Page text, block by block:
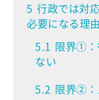
5 行政では対
必要になる理由
5.1 限界①：
ない
5.2 限界②：